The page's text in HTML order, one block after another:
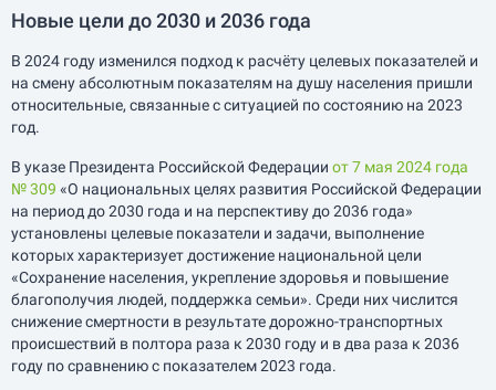
Новые цели до 2030 и 2036 года
В 2024 году изменился подход к расчёту целевых показателей и
на смену абсолютным показателям на душу населения пришли
относительные, связанные с ситуацией по состоянию на 2023
год.
В указе Президента Российской Федерации от 7 мая 2024 года
№ 309 «О национальных целях развития Российской Федерации
на период до 2030 года и на перспективу до 2036 года»
установлены целевые показатели и задачи, выполнение
которых характеризует достижение национальной цели
«Сохранение населения, укрепление здоровья и повышение
благополучия людей, поддержка семьи». Среди них числится
снижение смертности в результате дорожно-транспортных
происшествий в полтора раза к 2030 году и в два раза к 2036
году по сравнению с показателем 2023 года.